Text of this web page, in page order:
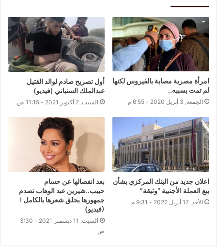
امرأة مصرية مصابة بالفيروس لكنها
لم تمت بسببه..
الجمعة, 3 أبريل 2020 - 6:55 م
أول تصريح صادم لوالد القتيل
عبدالملك السنباني (فيديو)
السبت, 2 أكتوبر 2021 - 11:15 ص
اعلان جديد من البنك المركزي بشأن
بيع العملة الأجنبية “وثيقة”
الأحد, 17 أبريل 2022 - 9:31 م
بعد انفصالها عن حسام
حبيب..شيرين عبد الوهاب تصدم
جمهورها بحلق شعرها بالكامل !
(فيديو)
السبت, 11 ديسمبر 2021 - 3:30
ص